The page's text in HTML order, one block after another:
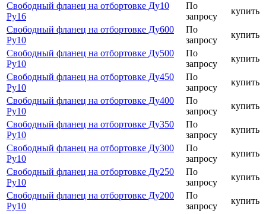
Свободный фланец на отбортовке Ду10
Ру16
По
запросу
купить
Свободный фланец на отбортовке Ду600
Ру10
По
запросу
купить
Свободный фланец на отбортовке Ду500
Ру10
По
запросу
купить
Свободный фланец на отбортовке Ду450
Ру10
По
запросу
купить
Свободный фланец на отбортовке Ду400
Ру10
По
запросу
купить
Свободный фланец на отбортовке Ду350
Ру10
По
запросу
купить
Свободный фланец на отбортовке Ду300
Ру10
По
запросу
купить
Свободный фланец на отбортовке Ду250
Ру10
По
запросу
купить
Свободный фланец на отбортовке Ду200
Ру10
По
запросу
купить